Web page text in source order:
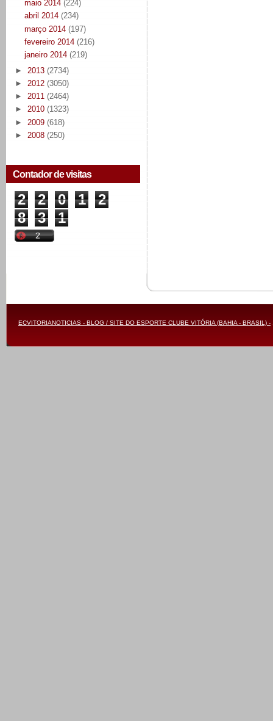
maio 2014 (224)
abril 2014 (234)
março 2014 (197)
fevereiro 2014 (216)
janeiro 2014 (219)
► 2013 (2734)
► 2012 (3050)
► 2011 (2464)
► 2010 (1323)
► 2009 (618)
► 2008 (250)
Contador de visitas
2 2 0 1
2
8
3 1
ECVITORIANOTICIAS - BLOG / SITE DO ESPORTE CLUBE VITÓRIA (BAHIA - BRASIL) -